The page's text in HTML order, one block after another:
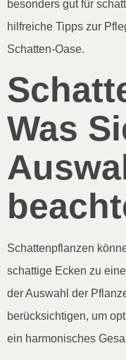
besonders gut für
hilfreiche Tipps zur
Schatten-Oase.
Was
Schattenpflanzen
schattige Ecken zu
der Auswahl der
berücksichtigen, um
ein harmonisches